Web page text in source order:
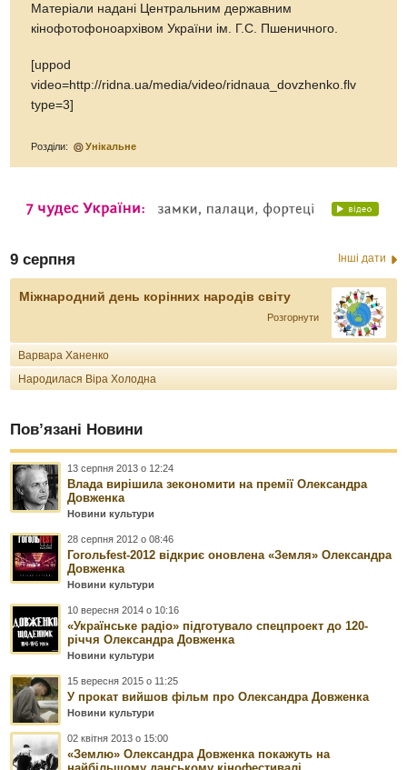
Матеріали надані Центральним державним
кінофотофоноархівом України ім. Г.С. Пшеничного.
[uppod
video=http://ridna.ua/media/video/ridnaua_dovzhenko.flv
type=3]
Розділи: Унікальне
9 серпня Інші дати
Міжнародний день корінних народів світу
Розгорнути
Варвара Ханенко
Народилася Віра Холодна
Пов’язані Новини
13 серпня 2013 о 12:24
Влада вирішила зекономити на премії Олександра
Довженка
Новини культури
28 серпня 2012 о 08:46
Гогольfest-2012 відкриє оновлена ​​«Земля» Олександра
Довженка
Новини культури
10 вересня 2014 о 10:16
«Українське радіо» підготувало спецпроект до 120-
річчя Олександра Довженка
Новини культури
15 вересня 2015 о 11:25
У прокат вийшов фільм про Олександра Довженка
Новини культури
02 квітня 2013 о 15:00
«Землю» Олександра Довженка покажуть на